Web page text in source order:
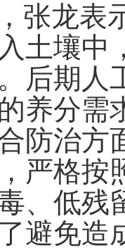
张龙表
土壤中
后期人
养分需
防治方
严格按
、低残
避免造